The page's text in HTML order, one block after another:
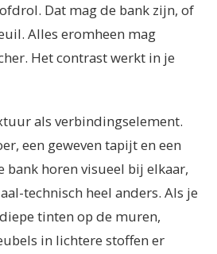
Dat mag de bank zijn, of
Alles eromheen mag
Het contrast werkt in je
als verbindingselement.
een geweven tapijt en een
bank horen visueel bij elkaar,
technisch heel anders. Als je
tinten op de muren,
in lichtere stoffen er